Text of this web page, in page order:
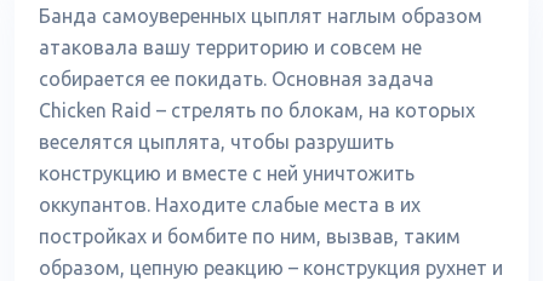
Банда самоуверенных цыплят наглым образом
атаковала вашу территорию и совсем не
собирается ее покидать. Основная задача
Chicken Raid – стрелять по блокам, на которых
веселятся цыплята, чтобы разрушить
конструкцию и вместе с ней уничтожить
оккупантов. Находите слабые места в их
постройках и бомбите по ним, вызвав, таким
образом, цепную реакцию – конструкция рухнет и